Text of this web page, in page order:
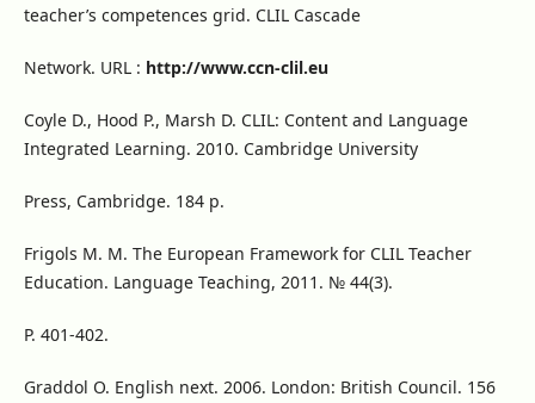
teacher’s competences grid. CLIL Cascade
Network. URL : http://www.ccn-clil.eu
Coyle D., Hood P., Marsh D. CLIL: Content and Language
Integrated Learning. 2010. Cambridge University
Press, Cambridge. 184 p.
Frigols M. M. The European Framework for CLIL Teacher
Education. Language Teaching, 2011. № 44(3).
Р. 401-402.
Graddol O. English next. 2006. London: British Council. 156